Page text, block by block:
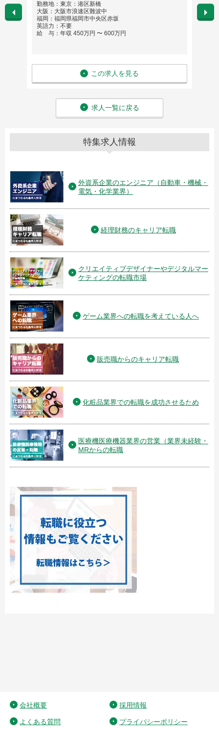
勤務地：東京：港​区​新​橋​
大阪：大阪市浪速区難波中
福岡：福岡県福岡市中央区赤坂
英語力：不要
給 与：年収 450万円 〜 600万円
この求人を見る
勤務
英語
給
求人一覧に戻る
特集求人情報
外資系企業のエンジニア（自動車・機械・
電気・化学業界）
経理財務のキャリア転職
クリエイティブデザイナーやデジタルマー
ケティングの転職市場
ゲーム業界への転職を考えている人へ
販売職からのキャリア転職
化粧品業界での転職を成功させるため
医療機医療機器業界の営業（業界未経験・
MRからの転職
会社概要 採用情報
よくある質問 プライバシーポリシー